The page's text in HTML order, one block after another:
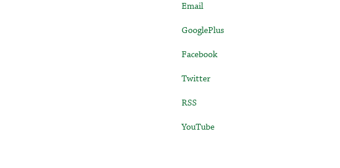
Email
GooglePlus
Facebook
Twitter
RSS
YouTube